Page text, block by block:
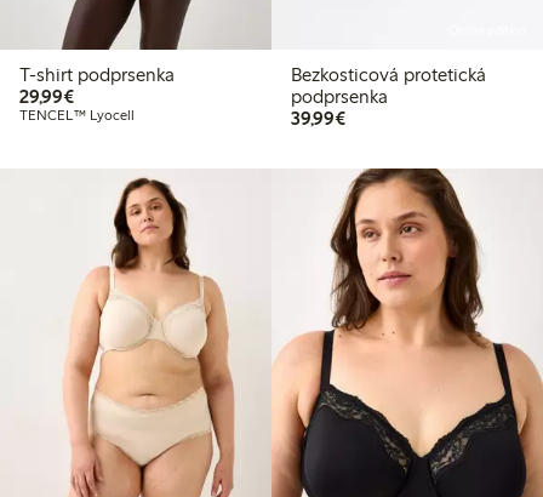
T-shirt podprsenka
29,99€29,99 €
TENCEL™ Lyocell
Bezkosticová protetická
podprsenka
39,99€39,99 €